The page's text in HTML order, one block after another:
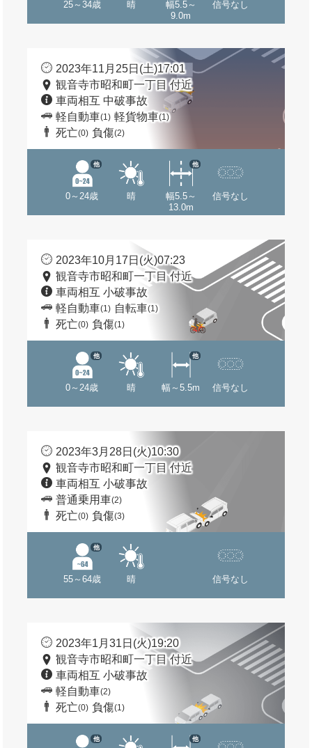
25～34歳 晴
幅5.5～
9.0m
信号なし
2023年11月25日(土)17:01
観音寺市昭和町一丁目 付近
車両相互 中破事故
軽自動車(1) 軽貨物車(1)
死亡(0) 負傷(2)
0～24歳
他
晴
幅5.5～
13.0m
他
信号なし
2023年10月17日(火)07:23
観音寺市昭和町一丁目 付近
車両相互 小破事故
軽自動車(1) 自転車(1)
死亡(0) 負傷(1)
0～24歳
他
晴 幅～5.5m
他
信号なし
2023年3月28日(火)10:30
観音寺市昭和町一丁目 付近
車両相互 小破事故
普通乗用車(2)
死亡(0) 負傷(3)
55～64歳
他
晴 信号なし
2023年1月31日(火)19:20
観音寺市昭和町一丁目 付近
車両相互 小破事故
軽自動車(2)
死亡(0) 負傷(1)
他 他